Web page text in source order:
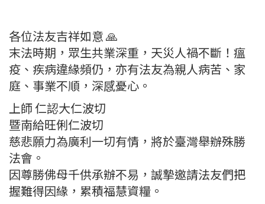
各位法友吉祥如意 🙏
末法時期，眾生共業深重，天災人禍不斷！瘟
疫、疾病違緣頻仍，亦有法友為親人病苦、家
庭、事業不順，深感憂心。
上師 仁認大仁波切
暨南給旺俐仁波切
慈悲願力為廣利一切有情，將於臺灣舉辦殊勝
法會。
因尊勝佛母千供承辦不易，誠摯邀請法友們把
握難得因緣，累積福慧資糧。